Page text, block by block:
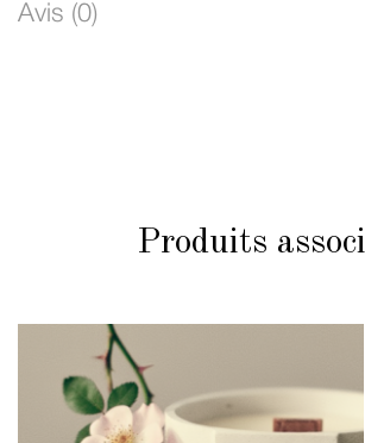
Avis (0)
Produits